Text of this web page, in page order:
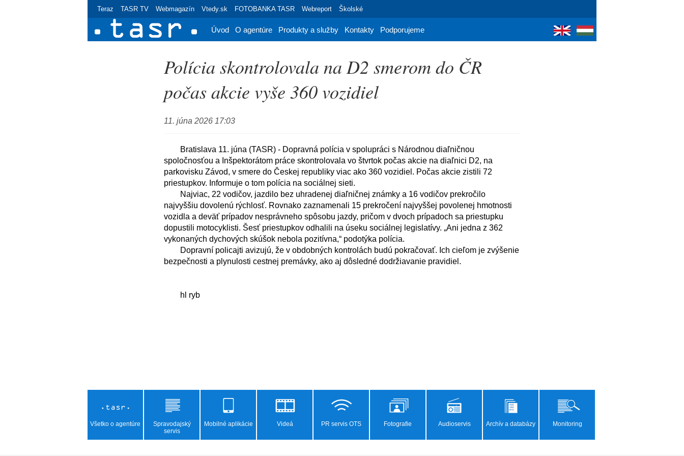
Teraz TASR TV Webmagazín Vtedy.sk FOTOBANKA TASR Webreport Školské
Úvod O agentúre Produkty a služby Kontakty Podporujeme
Polícia skontrolovala na D2 smerom do ČR
počas akcie vyše 360 vozidiel
11. júna 2026 17:03
spoločnosťou a Inšpektorátom práce skontrolovala vo štvrtok počas akcie na diaľnici D2, na
parkovisku Závod, v smere do Českej republiky viac ako 360 vozidiel. Počas akcie zistili 72
priestupkov. Informuje o tom polícia na sociálnej sieti.
najvyššiu dovolenú rýchlosť. Rovnako zaznamenali 15 prekročení najvyššej povolenej hmotnosti
vozidla a deväť prípadov nesprávneho spôsobu jazdy, pričom v dvoch prípadoch sa priestupku
dopustili motocyklisti. Šesť priestupkov odhalili na úseku sociálnej legislatívy. „Ani jedna z 362
vykonaných dychových skúšok nebola pozitívna,“ podotýka polícia.
bezpečnosti a plynulosti cestnej premávky, ako aj dôsledné dodržiavanie pravidiel.
Všetko o agentúre
Spravodajský
servis
Mobilné aplikácie Videá PR servis OTS Fotografie Audioservis Archív a databázy Monitoring